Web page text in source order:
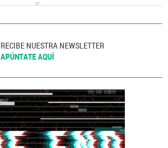
RECIBE NUESTRA NEWSLETTER
APÚNTATE AQUÍ